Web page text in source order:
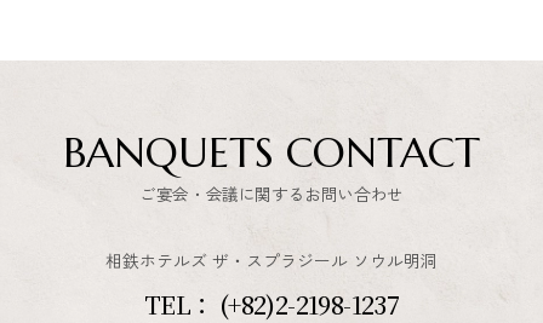
BANQUETS CONTACT
ご宴会・会議に関するお問い合わせ
相鉄ホテルズ ザ・スプラジール ソウル明洞
TEL： (+82)2-2198-1237